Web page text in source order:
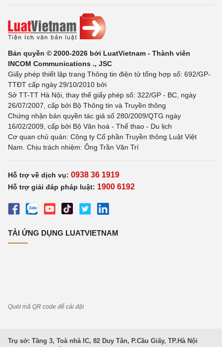
Bản quyền © 2000-2026 bởi LuatVietnam - Thành viên
INCOM Communications ., JSC
Giấy phép thiết lập trang Thông tin điện tử tổng hợp số: 692/GP-
TTĐT cấp ngày 29/10/2010 bởi
Sở TT-TT Hà Nội, thay thế giấy phép số: 322/GP - BC, ngày
26/07/2007, cấp bởi Bộ Thông tin và Truyền thông
Chứng nhận bản quyền tác giả số 280/2009/QTG ngày
16/02/2009, cấp bởi Bộ Văn hoá - Thể thao - Du lịch
Cơ quan chủ quản: Công ty Cổ phần Truyền thông Luật Việt
Nam. Chịu trách nhiệm: Ông Trần Văn Trí
Hỗ trợ về dịch vụ: 0938 36 1919
Hỗ trợ giải đáp pháp luật: 1900 6192
TẢI ỨNG DỤNG LUATVIETNAM
Quét mã QR code để cài đặt
Trụ sở: Tầng 3, Toà nhà IC, 82 Duy Tân, P.Cầu Giấy, TP.Hà Nội